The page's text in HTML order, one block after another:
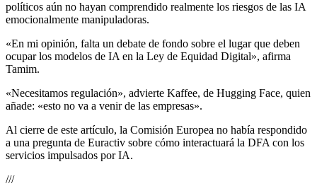
políticos aún no hayan comprendido realmente los riesgos de las IA
emocionalmente manipuladoras.
«En mi opinión, falta un debate de fondo sobre el lugar que deben
ocupar los modelos de IA en la Ley de Equidad Digital», afirma
Tamim.
«Necesitamos regulación», advierte Kaffee, de Hugging Face, quien
añade: «esto no va a venir de las empresas».
Al cierre de este artículo, la Comisión Europea no había respondido
a una pregunta de Euractiv sobre cómo interactuará la DFA con los
servicios impulsados por IA.
///